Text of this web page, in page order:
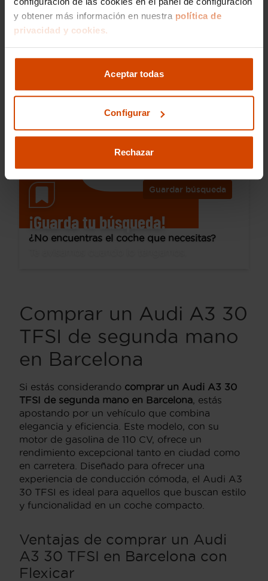
y obtener más información en nuestra política de
privacidad y cookies.
Aceptar todas
Configurar
Rechazar
21.890 €
Sedan 30 TDI 85kW (116CV)
Manual
Guardar búsqueda
¡Guarda tu búsqueda!
¿No encuentras el coche que necesitas?
Comprar un Audi A3 30
TFSI de segunda mano
en Barcelona
Si estás considerando comprar un Audi A3 30
TFSI de segunda mano en Barcelona , estás
apostando por un vehículo que combina
elegancia y eficiencia. Este modelo, con su
motor de gasolina de 110 CV, ofrece un
rendimiento excepcional tanto en ciudad como
en carretera. Diseñado para ofrecer una
experiencia de conducción cómoda, el Audi A3
30 TFSI es ideal para aquellos que buscan estilo
y funcionalidad en un coche compacto.
Ventajas de comprar un Audi
A3 30 TFSI en Barcelona con
Flexicar